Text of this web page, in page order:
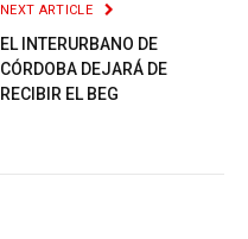
NEXT ARTICLE
EL INTERURBANO DE
CÓRDOBA DEJARÁ DE
RECIBIR EL BEG